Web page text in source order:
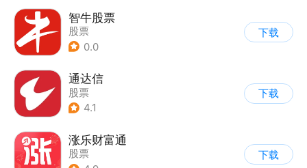
智牛股票
股票
0.0
下载
通达信
股票
4.1
下载
涨乐财富通
股票
下载